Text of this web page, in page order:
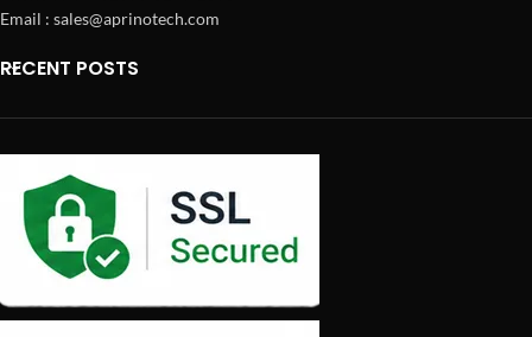
Email : sales@aprinotech.com
RECENT POSTS